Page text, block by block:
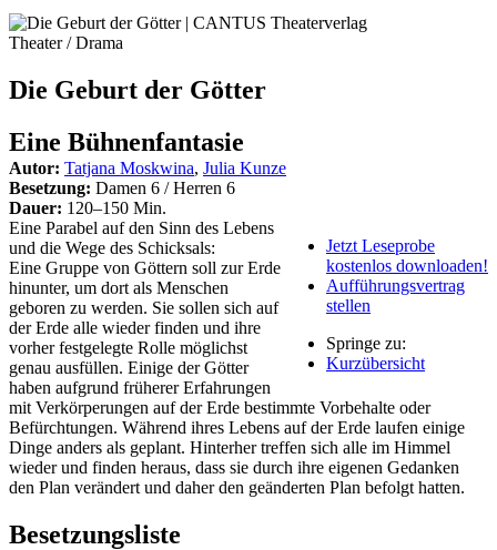
Theater / Drama
Die Geburt der Götter
Eine Bühnenfantasie
Autor: Tatjana Moskwina, Julia Kunze
Besetzung: Damen 6 / Herren 6
Dauer: 120–150 Min.
Jetzt Leseprobe
kostenlos downloaden!
Aufführungsvertrag
stellen
Springe zu:
Kurzübersicht
Eine Parabel auf den Sinn des Lebens
und die Wege des Schicksals:
Eine Gruppe von Göttern soll zur Erde
hinunter, um dort als Menschen
geboren zu werden. Sie sollen sich auf
der Erde alle wieder finden und ihre
vorher festgelegte Rolle möglichst
genau ausfüllen. Einige der Götter
haben aufgrund früherer Erfahrungen
mit Verkörperungen auf der Erde bestimmte Vorbehalte oder
Befürchtungen. Während ihres Lebens auf der Erde laufen einige
Dinge anders als geplant. Hinterher treffen sich alle im Himmel
wieder und finden heraus, dass sie durch ihre eigenen Gedanken
den Plan verändert und daher den geänderten Plan befolgt hatten.
Besetzungsliste